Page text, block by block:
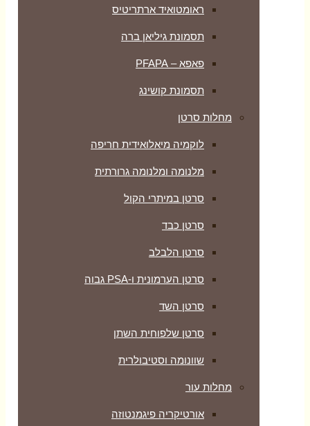
ראומטואיד ארתריטיס
תסמונת גיליאן ברה
פאפא – PFAPA
תסמונת קושינג
מחלות סרטן
לוקמיה מיאלואידית חריפה
מלנומה ומלנומה גרורתית
סרטן במיתרי הקול
סרטן כבד
סרטן הלבלב
סרטן הערמונית ו-PSA גבוה
סרטן השד
סרטן שלפוחית השתן
שוונומה וסטיבולרית
מחלות עור
אורטיקריה פיגמנטוזה